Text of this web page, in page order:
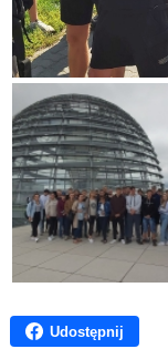
Udostępnij